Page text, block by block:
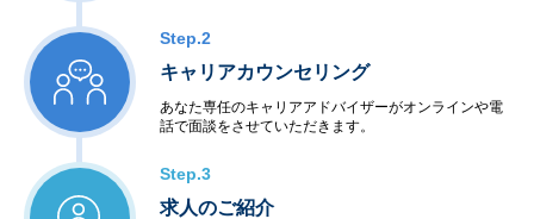
Step.2
キャリアカウンセリング
あなた専任のキャリアアドバイザーがオンラインや電
話で面談をさせていただきます。
Step.3
求人のご紹介